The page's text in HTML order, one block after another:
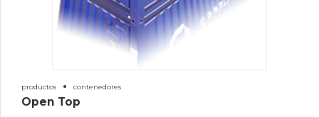
productos contenedores
Open Top